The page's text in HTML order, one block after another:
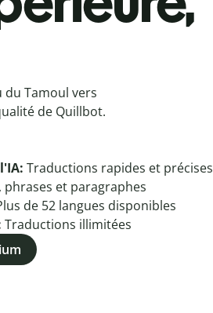
Tamoul vers
de Quillbot.
Traductions rapides et précises
phrases et paragraphes
de 52 langues disponibles
Traductions illimitées